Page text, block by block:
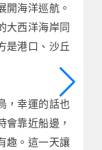
開海洋巡航。
大西洋海岸同
是港口、沙丘
，幸運的話也
靠近船邊，
趣。這一天讓